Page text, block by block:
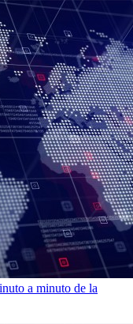
a minuto de la